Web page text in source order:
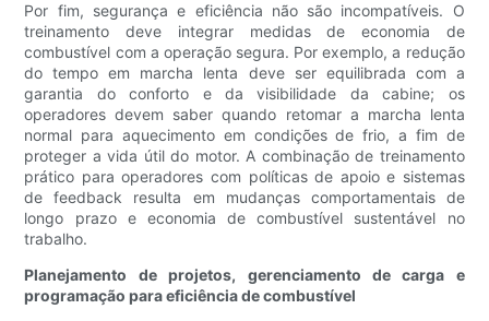
Por fim, segurança e eficiência não são incompatíveis. O
treinamento deve integrar medidas de economia de
combustível com a operação segura. Por exemplo, a redução
do tempo em marcha lenta deve ser equilibrada com a
garantia do conforto e da visibilidade da cabine; os
operadores devem saber quando retomar a marcha lenta
normal para aquecimento em condições de frio, a fim de
proteger a vida útil do motor. A combinação de treinamento
prático para operadores com políticas de apoio e sistemas
de feedback resulta em mudanças comportamentais de
longo prazo e economia de combustível sustentável no
trabalho.
Planejamento de projetos, gerenciamento de carga e
programação para eficiência de combustível